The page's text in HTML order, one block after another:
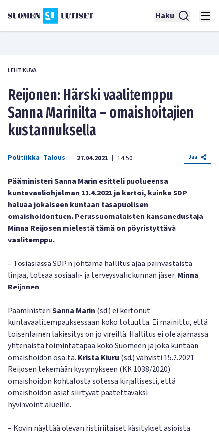
Haku
LEHTIKUVA
Reijonen: Härski vaalitemppu
Sanna Marinilta – omaishoitajien
kustannuksella
Politiikka Talous 27.04.2021 | 14:50 Jaa
Pääministeri Sanna Marin esitteli puolueensa
kuntavaaliohjelman 11.4.2021 ja kertoi, kuinka SDP
haluaa jokaiseen kuntaan tasapuolisen
omaishoidontuen. Perussuomalaisten kansanedustaja
Minna Reijosen mielestä tämä on pöyristyttävä
vaalitemppu.
– Tosiasiassa SDP:n johtama hallitus ajaa päinvastaista
linjaa, toteaa sosiaali- ja terveysvaliokunnan jäsen Minna
Reijonen.
PääministeriSanna Marin (sd.) ei kertonut
kuntavaalitempauksessaan koko totuutta. Ei mainittu, että
toisenlainen lakiesitys on jo vireillä. Hallitus ei ole ajamassa
yhtenäistä toimintatapaa koko Suomeen ja joka kuntaan
omaishoidon osalta. Krista Kiuru (sd.) vahvisti 15.2.2021
Reijosen tekemään kysymykseen (KK 1038/2020)
omaishoidon kohtalosta sotessa kirjallisesti, että
omaishoidon asiat siirtyvät päätettäväksi
hyvinvointialueille.
– Kovin näyttää olevan ristiriitaiset käsitykset asioista